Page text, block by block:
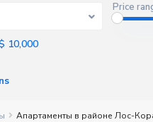
Price
10,000
Апартаменты в районе Лос-